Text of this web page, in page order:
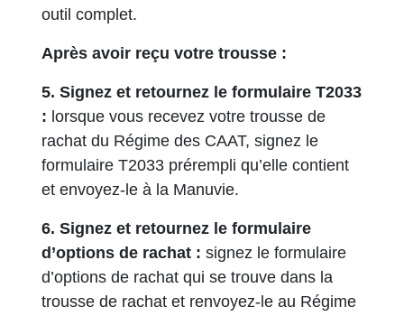
outil complet.
Après avoir reçu votre trousse :
5. Signez et retournez le formulaire T2033
: lorsque vous recevez votre trousse de
rachat du Régime des CAAT, signez le
formulaire T2033 prérempli qu’elle contient
et envoyez-le à la Manuvie.
6. Signez et retournez le formulaire
d’options de rachat : signez le formulaire
d’options de rachat qui se trouve dans la
trousse de rachat et renvoyez-le au Régime